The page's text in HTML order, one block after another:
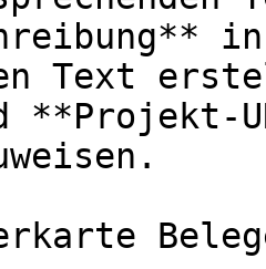
Text
**Projekt-